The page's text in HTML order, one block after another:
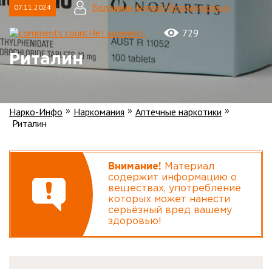
07.11.2024 Болонкин Андрей Владимирович
Нет коммент. 729
Риталин
Нарко-Инфо » Наркомания » Аптечные наркотики »
Риталин
Внимание! Материал
содержит информацию о
веществах, употребление
которых может нанести
серьёзный вред вашему
здоровью!